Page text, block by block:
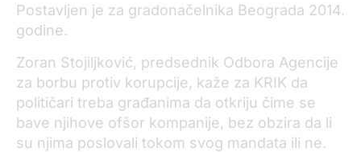
Postavljen je za gradonačelnika Beograda 2014.
godine.
Zoran Stojiljković, predsednik Odbora Agencije
za borbu protiv korupcije, kaže za KRIK da
političari treba građanima da otkriju čime se
bave njihove ofšor kompanije, bez obzira da li
su njima poslovali tokom svog mandata ili ne.